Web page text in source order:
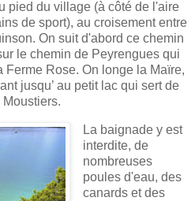
pied du village (à côté de l'aire
de sport), au croisement entre
. On suit d'abord ce chemin
le chemin de Peyrengues qui
Ferme Rose. On longe la Maïre,
jusqu’ au petit lac qui sert de
La baignade y est
interdite, de
nombreuses
poules d'eau, des
canards et des